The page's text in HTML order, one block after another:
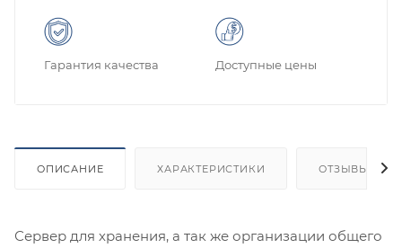
Гарантия качества Доступные цены
ОПИСАНИЕ ХАРАКТЕРИСТИКИ ОТЗЫВЫ
Сервер для хранения, а так же организации общего